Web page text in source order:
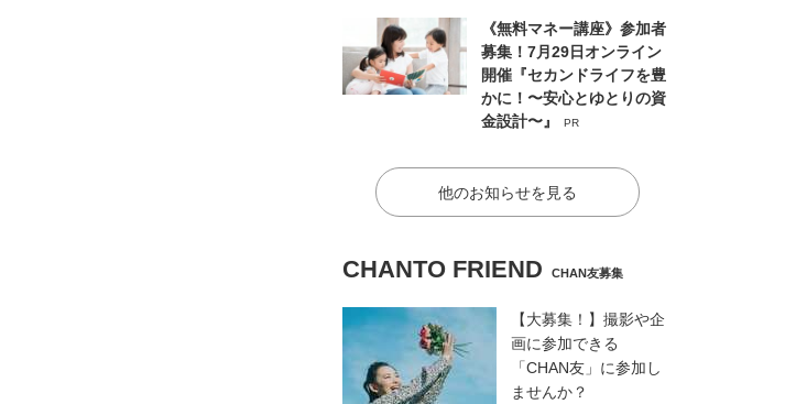
《無料マネー講座》参加者
募集！7月29日オンライン
開催『セカンドライフを豊
かに！〜安心とゆとりの資
金設計〜』
PR
他のお知らせを見る
CHANTO FRIEND CHAN友募集
【大募集！】撮影や企
画に参加できる
「CHAN友」に参加し
ませんか？